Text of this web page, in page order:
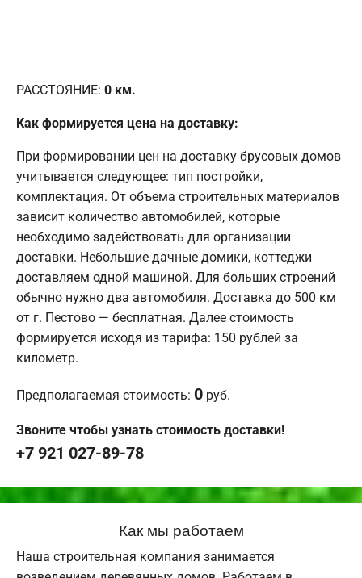
РАССТОЯНИЕ: 0 км.
Как формируется цена на доставку:
При формировании цен на доставку брусовых домов
учитывается следующее: тип постройки,
комплектация. От объема строительных материалов
зависит количество автомобилей, которые
необходимо задействовать для организации
доставки. Небольшие дачные домики, коттеджи
доставляем одной машиной. Для больших строений
обычно нужно два автомобиля. Доставка до 500 км
от г. Пестово — бесплатная. Далее стоимость
формируется исходя из тарифа: 150 рублей за
километр.
Предполагаемая стоимость: 0 руб.
Звоните чтобы узнать стоимость доставки!
+7 921 027-89-78
Как мы работаем
Наша строительная компания занимается